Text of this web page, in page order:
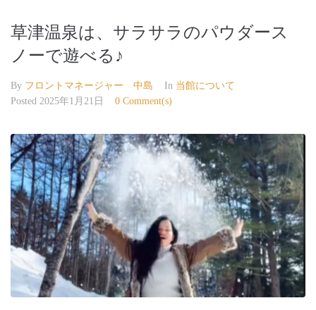
草津温泉は、サラサラのパウダース
ノーで遊べる♪
By フロントマネージャー 中島 In 当館について
Posted 2025年1月21日 0 Comment(s)